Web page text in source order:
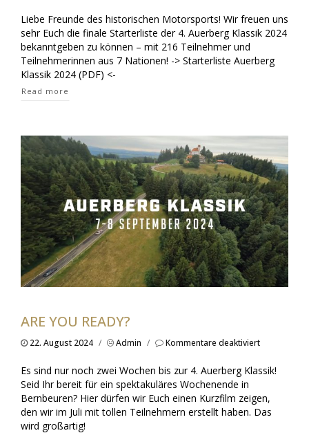
Liebe Freunde des historischen Motorsports! Wir freuen uns
sehr Euch die finale Starterliste der 4. Auerberg Klassik 2024
bekanntgeben zu können – mit 216 Teilnehmer und
Teilnehmerinnen aus 7 Nationen! -> Starterliste Auerberg
Klassik 2024 (PDF) <-
Read more
ARE YOU READY?
22. August 2024 / Admin / Kommentare deaktiviertfür
you
ready?
Es sind nur noch zwei Wochen bis zur 4. Auerberg Klassik!
Seid Ihr bereit für ein spektakuläres Wochenende in
Bernbeuren? Hier dürfen wir Euch einen Kurzfilm zeigen,
den wir im Juli mit tollen Teilnehmern erstellt haben. Das
wird großartig!